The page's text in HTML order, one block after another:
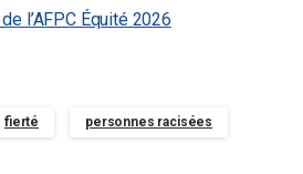
l’AFPC Équité 2026
fierté personnes racisées